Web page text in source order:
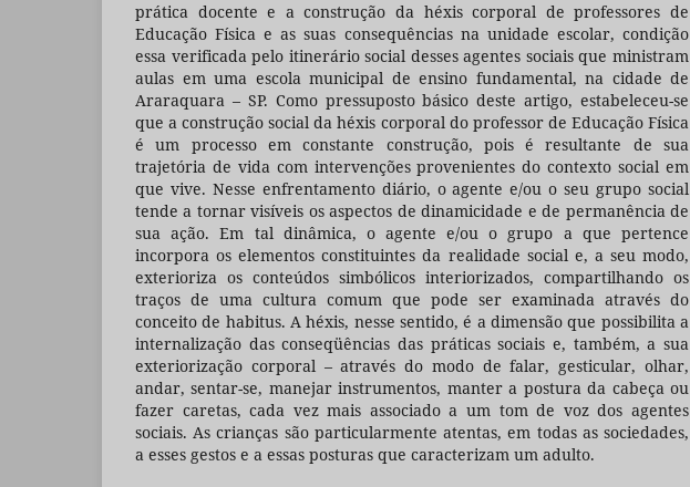
prática docente e a construção da héxis corporal de professores de
Educação Física e as suas consequências na unidade escolar, condição
essa verificada pelo itinerário social desses agentes sociais que ministram
aulas em uma escola municipal de ensino fundamental, na cidade de
Araraquara – SP. Como pressuposto básico deste artigo, estabeleceu-se
que a construção social da héxis corporal do professor de Educação Física
é um processo em constante construção, pois é resultante de sua
trajetória de vida com intervenções provenientes do contexto social em
que vive. Nesse enfrentamento diário, o agente e/ou o seu grupo social
tende a tornar visíveis os aspectos de dinamicidade e de permanência de
sua ação. Em tal dinâmica, o agente e/ou o grupo a que pertence
incorpora os elementos constituintes da realidade social e, a seu modo,
exterioriza os conteúdos simbólicos interiorizados, compartilhando os
traços de uma cultura comum que pode ser examinada através do
conceito de habitus. A héxis, nesse sentido, é a dimensão que possibilita a
internalização das conseqüências das práticas sociais e, também, a sua
exteriorização corporal – através do modo de falar, gesticular, olhar,
andar, sentar-se, manejar instrumentos, manter a postura da cabeça ou
fazer caretas, cada vez mais associado a um tom de voz dos agentes
sociais. As crianças são particularmente atentas, em todas as sociedades,
a esses gestos e a essas posturas que caracterizam um adulto.